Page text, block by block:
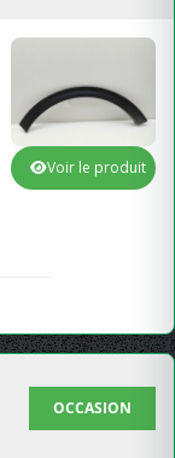
Voir le produit
OCCASION